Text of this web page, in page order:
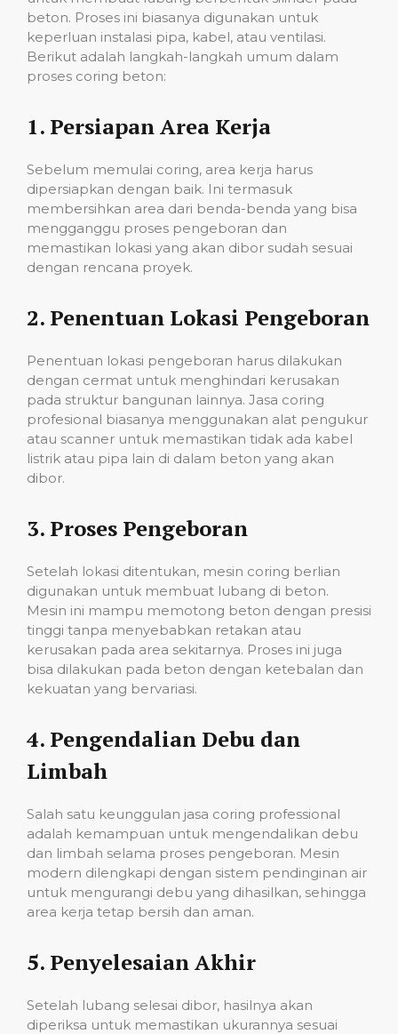
beton. Proses ini biasanya digunakan untuk
keperluan instalasi pipa, kabel, atau ventilasi.
Berikut adalah langkah-langkah umum dalam
proses coring beton:
1. Persiapan Area Kerja
Sebelum memulai coring, area kerja harus
dipersiapkan dengan baik. Ini termasuk
membersihkan area dari benda-benda yang bisa
mengganggu proses pengeboran dan
memastikan lokasi yang akan dibor sudah sesuai
dengan rencana proyek.
2. Penentuan Lokasi Pengeboran
Penentuan lokasi pengeboran harus dilakukan
dengan cermat untuk menghindari kerusakan
pada struktur bangunan lainnya. Jasa coring
profesional biasanya menggunakan alat pengukur
atau scanner untuk memastikan tidak ada kabel
listrik atau pipa lain di dalam beton yang akan
dibor.
3. Proses Pengeboran
Setelah lokasi ditentukan, mesin coring berlian
digunakan untuk membuat lubang di beton.
Mesin ini mampu memotong beton dengan presisi
tinggi tanpa menyebabkan retakan atau
kerusakan pada area sekitarnya. Proses ini juga
bisa dilakukan pada beton dengan ketebalan dan
kekuatan yang bervariasi.
4. Pengendalian Debu dan
Limbah
Salah satu keunggulan jasa coring professional
adalah kemampuan untuk mengendalikan debu
dan limbah selama proses pengeboran. Mesin
modern dilengkapi dengan sistem pendinginan air
untuk mengurangi debu yang dihasilkan, sehingga
area kerja tetap bersih dan aman.
5. Penyelesaian Akhir
Setelah lubang selesai dibor, hasilnya akan
diperiksa untuk memastikan ukurannya sesuai